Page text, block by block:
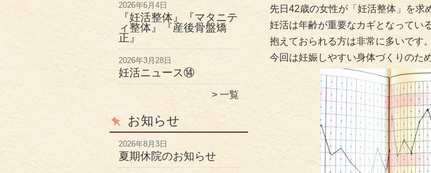
2026年6月4日
『妊活整体』『マタニテ
ィ整体』『産後骨盤矯
正』
2026年3月28日
妊活ニュース⑭
一覧
お知らせ
2026年8月3日
夏期休院のお知らせ
先日42歳の女性が「妊活整体」を求
妊活は年齢が重要なカギとなってい
抱えておられる方は非常に多いです。
今回は妊娠しやすい身体づくりのた